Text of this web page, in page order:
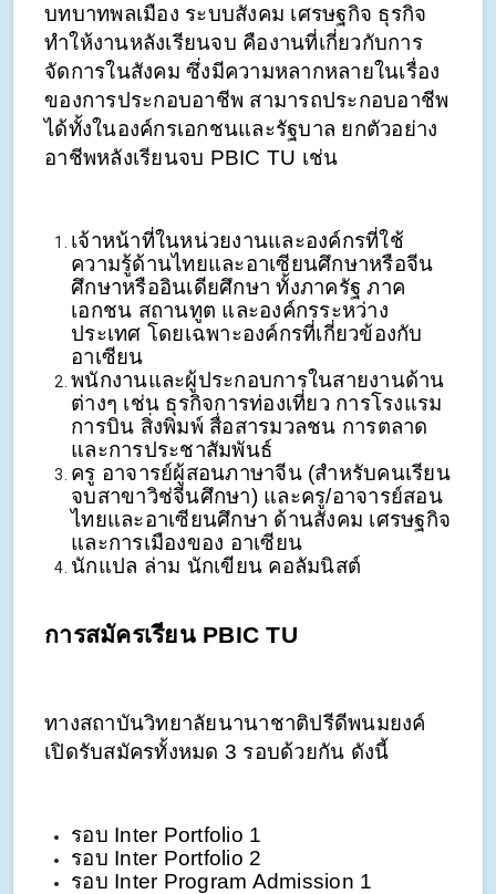
บทบาทพลเมือง ระบบสังคม เศรษฐกิจ ธุรกิจ
ทำให้งานหลังเรียนจบ คืองานที่เกี่ยวกับการ
จัดการในสังคม ซึ่งมีความหลากหลายในเรื่อง
ของการประกอบอาชีพ สามารถประกอบอาชีพ
ได้ทั้งในองค์กรเอกชนและรัฐบาล ยกตัวอย่าง
อาชีพหลังเรียนจบ PBIC TU เช่น
เจ้าหน้าที่ในหน่วยงานและองค์กรที่ใช้
ความรู้ด้านไทยและอาเซียนศึกษาหรือจีน
ศึกษาหรืออินเดียศึกษา ทั้งภาครัฐ ภาค
เอกชน สถานทูต และองค์กรระหว่าง
ประเทศ โดยเฉพาะองค์กรที่เกี่ยวข้องกับ
อาเซียน
พนักงานและผู้ประกอบการในสายงานด้าน
ต่างๆ เช่น ธุรกิจการท่องเที่ยว การโรงแรม
การบิน สิ่งพิมพ์ สื่อสารมวลชน การตลาด
และการประชาสัมพันธ์
ครู อาจารย์ผู้สอนภาษาจีน (สำหรับคนเรียน
จบสาขาวิช่จีนศึกษา) และครู/อาจารย์สอน
ไทยและอาเซียนศึกษา ด้านสังคม เศรษฐกิจ
และการเมืองของ อาเซียน
นักแปล ล่าม นักเขียน คอลัมนิสต์
การสมัครเรียน PBIC TU
ทางสถาบันวิทยาลัยนานาชาติปรีดีพนมยงค์
เปิดรับสมัครทั้งหมด 3 รอบด้วยกัน ดังนี้
รอบ Inter Portfolio 1
รอบ Inter Portfolio 2
รอบ Inter Program Admission 1